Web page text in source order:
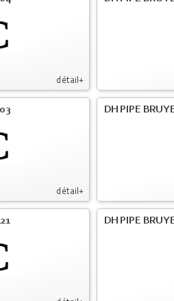
détail+
détail+
DH PIPE
DH PIPE